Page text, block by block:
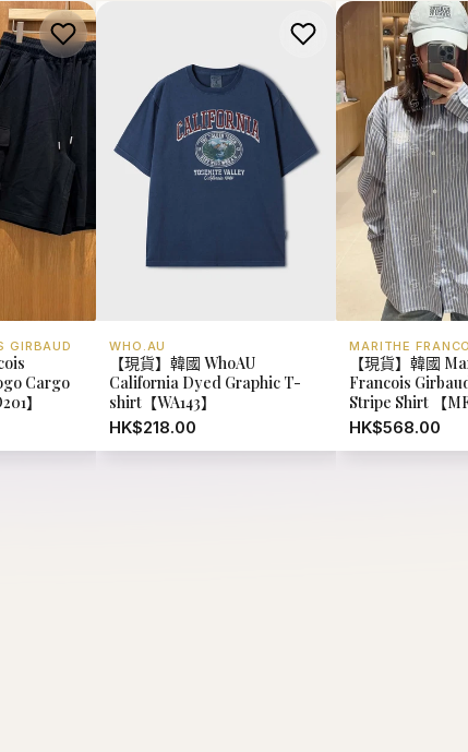
GIRBAUD
Cargo
】
WHO.AU
【現貨】韓國 WhoAU
California Dyed Graphic T-
shirt【WA143】
HK$218.00
MARITHE
【現貨】韓國
Francois
Stripe Shirt 【
HK$568.00